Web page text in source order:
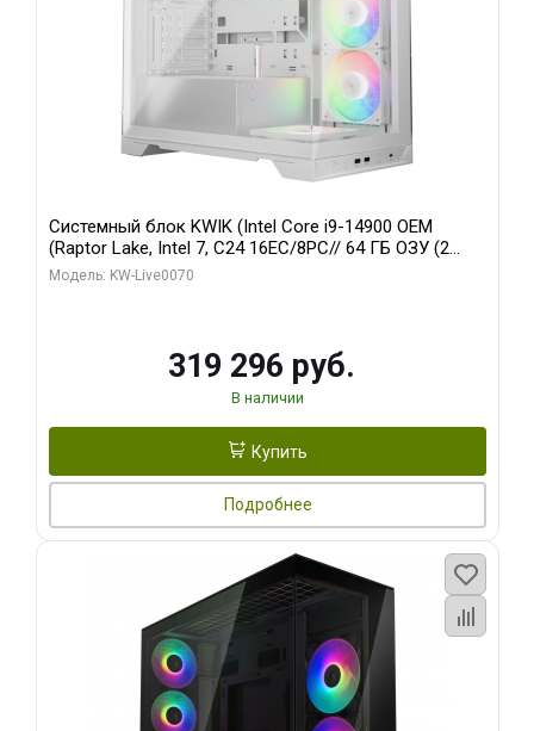
Системный блок KWIK (Intel Core i9-14900 OEM
(Raptor Lake, Intel 7, C24 16EC/8PC// 64 ГБ ОЗУ (2
модуля)/ Gigabyte RTX5080 XTREME WATERFORCE
Модель: KW-Live0070
319 296 руб.
В наличии
Купить
Подробнее